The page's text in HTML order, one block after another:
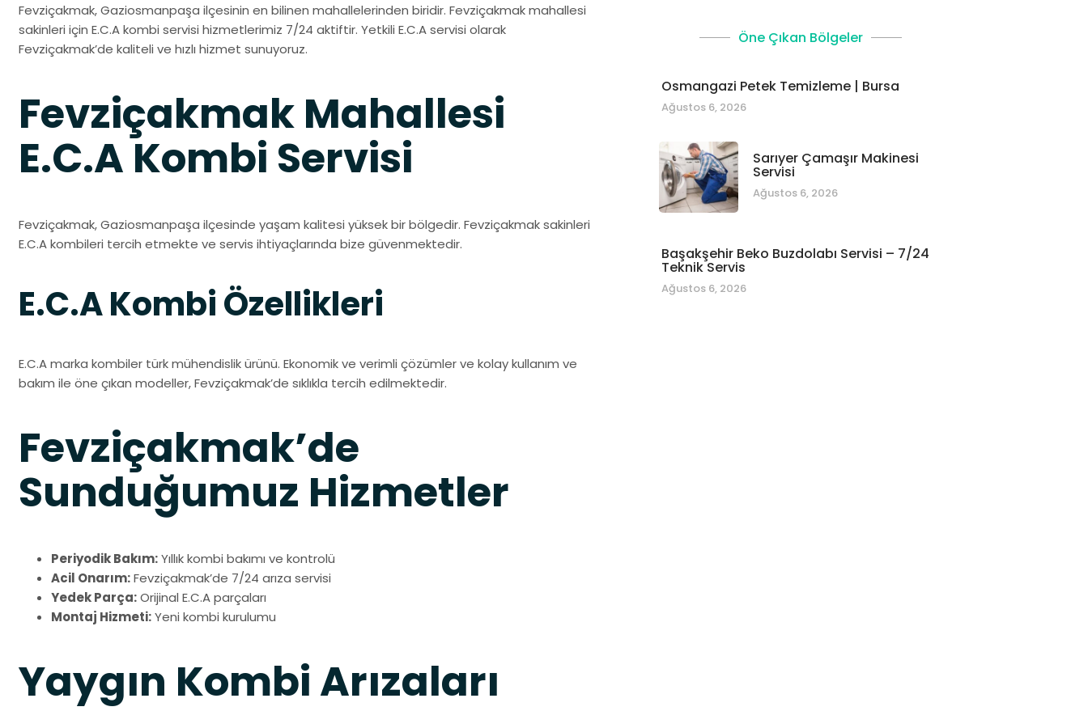
Fevziçakmak, Gaziosmanpaşa ilçesinin en bilinen mahallelerinden biridir. Fevziçakmak mahallesi
sakinleri için E.C.A kombi servisi hizmetlerimiz 7/24 aktiftir. Yetkili E.C.A servisi olarak
Fevziçakmak’de kaliteli ve hızlı hizmet sunuyoruz.
Fevziçakmak Mahallesi
E.C.A Kombi Servisi
Fevziçakmak, Gaziosmanpaşa ilçesinde yaşam kalitesi yüksek bir bölgedir. Fevziçakmak sakinleri
E.C.A kombileri tercih etmekte ve servis ihtiyaçlarında bize güvenmektedir.
E.C.A Kombi Özellikleri
E.C.A marka kombiler türk mühendislik ürünü. Ekonomik ve verimli çözümler ve kolay kullanım ve
bakım ile öne çıkan modeller, Fevziçakmak’de sıklıkla tercih edilmektedir.
Fevziçakmak’de
Sunduğumuz Hizmetler
Periyodik Bakım:Yıllık kombi bakımı ve kontrolü
Acil Onarım:Fevziçakmak’de 7/24 arıza servisi
Yedek Parça:Orijinal E.C.A parçaları
Montaj Hizmeti:Yeni kombi kurulumu
Yaygın Kombi Arızaları
Öne Çıkan Bölgeler
Osmangazi Petek Temizleme | Bursa
Ağustos 6, 2026
Sarıyer Çamaşır Makinesi
Servisi
Ağustos 6, 2026
Başakşehir Beko Buzdolabı Servisi – 7/24
Teknik Servis
Ağustos 6, 2026